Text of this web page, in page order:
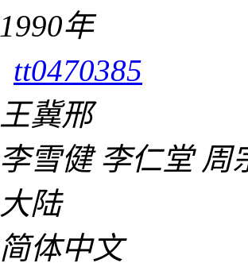
1990年
tt0470385
王冀邢
李雪健 李仁堂 周
大陆
简体中文